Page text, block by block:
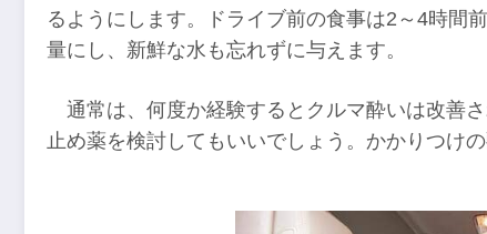
るようにします。ドライブ前の食事は2～4時間
量にし、新鮮な水も忘れずに与えます。
通常は、何度か経験するとクルマ酔いは改善
止め薬を検討してもいいでしょう。かかりつけ